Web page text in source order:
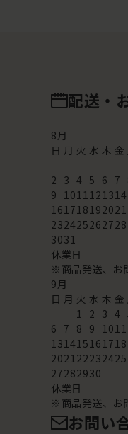
配送・
8月
日 月 火 水 木 金
2 3 4 5 6 7
9 1011121314
161718192021
232425262728
3031
休業日
※商品発送、お
9月
日 月 火 水 木 金
1 2 3 4
6 7 8 9 1011
131415161718
202122232425
27282930
休業日
※商品発送、お
お問い